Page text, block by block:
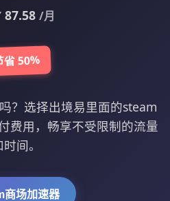
87.58 /月
省 50%
？选择出境易里面的steam
费用，畅享不受限制的流量
间。
商场加速器